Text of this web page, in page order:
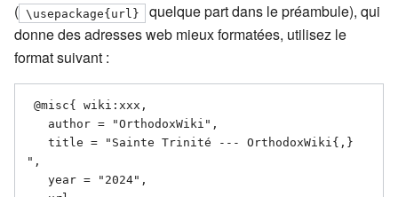
( \usepackage{url}
quelque part dans le préambule), qui
donne des adresses web mieux formatées, utilisez le
format suivant :
",